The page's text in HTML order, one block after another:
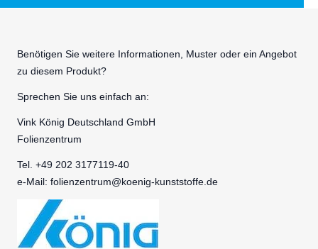
Benötigen Sie weitere Informationen, Muster oder ein Angebot
zu diesem Produkt?
Sprechen Sie uns einfach an:
Vink König Deutschland GmbH
Folienzentrum
Tel. +49 202 3177119-40
e-Mail: folienzentrum@koenig-kunststoffe.de